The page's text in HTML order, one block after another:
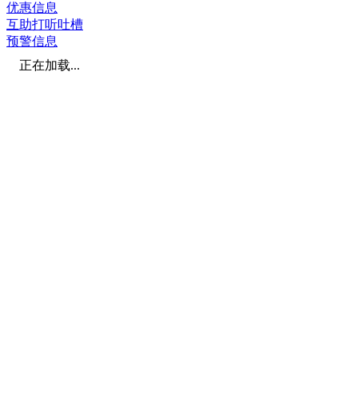
优惠信息
互助打听吐槽
预警信息
正在加载...